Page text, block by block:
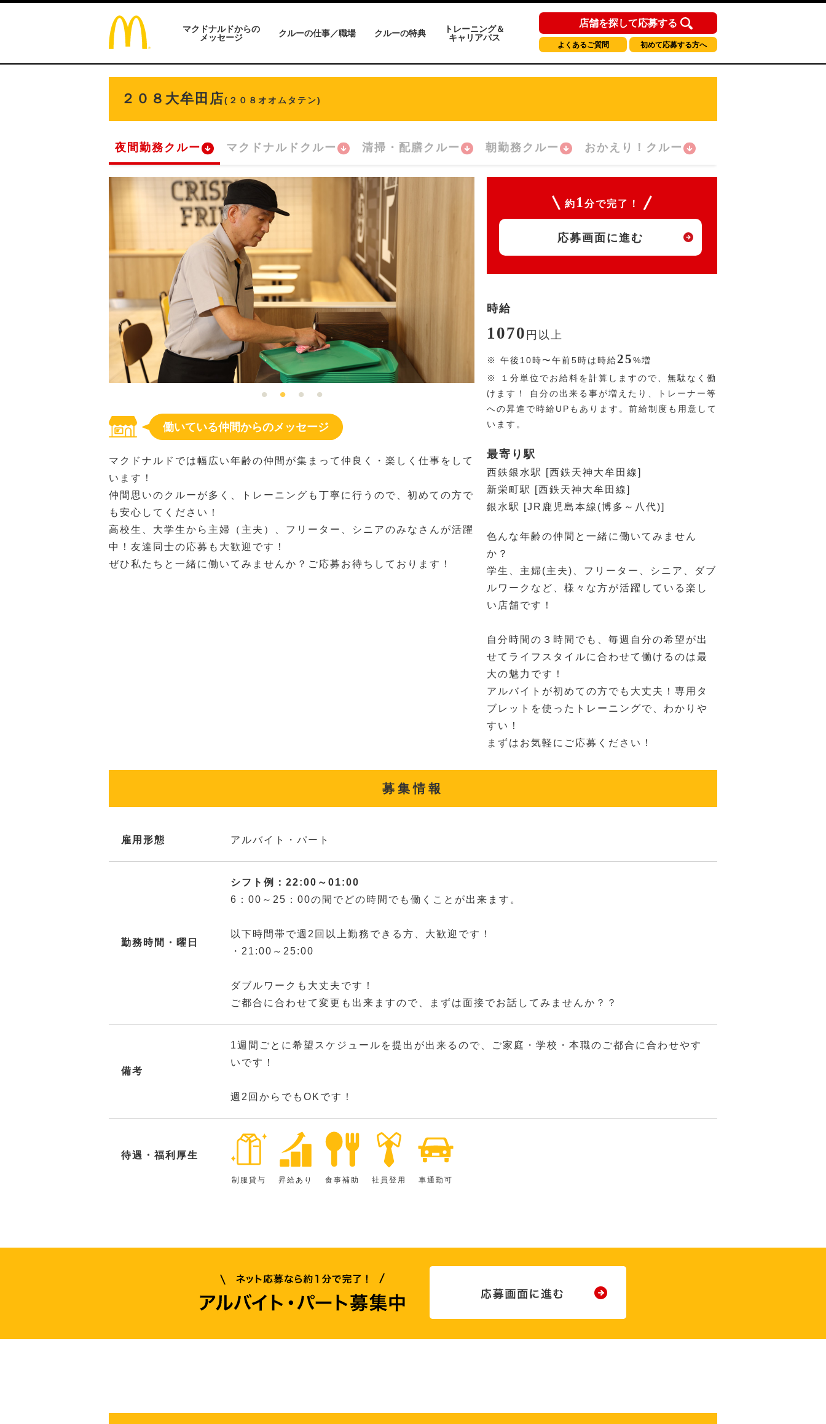
マクドナルドからの
メッセージ
クルーの仕事／職場 クルーの特典
トレーニング＆
キャリアパス
店舗を探して応募する
よくあるご質問 初めて応募する方へ
２０８大牟田店(２０８オオムタテン)
夜間勤務クルー マクドナルドクルー 清掃・配膳クルー 朝勤務クルー おかえり！クルー
働いている仲間からのメッセージ
マクドナルドでは幅広い年齢の仲間が集まって仲良く・楽しく仕事をして
います！
仲間思いのクルーが多く、トレーニングも丁寧に行うので、初めての方で
も安心してください！
高校生、大学生から主婦（主夫）、フリーター、シニアのみなさんが活躍
中！友達同士の応募も大歓迎です！
ぜひ私たちと一緒に働いてみませんか？ご応募お待ちしております！
約 1 分で完了！
応募画面に進む
時給
1070 円 以上
※ 午後10時〜午前5時は時給25%増
※
１分単位でお給料を計算しますので、無駄なく働
けます！ 自分の出来る事が増えたり、トレーナー等
への昇進で時給UPもあります。前給制度も用意して
います。
最寄り駅
西鉄銀水駅 [西鉄天神大牟田線]
新栄町駅 [西鉄天神大牟田線]
銀水駅 [JR鹿児島本線(博多～八代)]
色んな年齢の仲間と一緒に働いてみません
か？
学生、主婦(主夫)、フリーター、シニア、ダブ
ルワークなど、様々な方が活躍している楽し
い店舗です！
自分時間の３時間でも、毎週自分の希望が出
せてライフスタイルに合わせて働けるのは最
大の魅力です！
アルバイトが初めての方でも大丈夫！専用タ
ブレットを使ったトレーニングで、わかりや
すい！
まずはお気軽にご応募ください！
募集情報
雇用形態 アルバイト・パート
勤務時間・曜日
シフト例：22:00～01:00
6：00～25：00の間でどの時間でも働くことが出来ます。
以下時間帯で週2回以上勤務できる方、大歓迎です！
・21:00～25:00
ダブルワークも大丈夫です！
ご都合に合わせて変更も出来ますので、まずは面接でお話してみませんか？？
備考
1週間ごとに希望スケジュールを提出が出来るので、ご家庭・学校・本職のご都合に合わせやす
いです！
週2回からでもOKです！
待遇・福利厚生
制服貸与 昇給あり 食事補助 社員登用 車通勤可